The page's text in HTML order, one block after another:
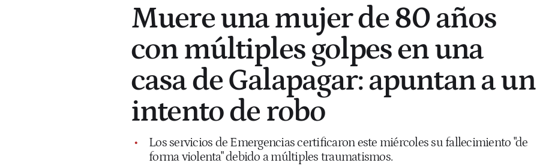
Muere una mujer de 80 años
con múltiples golpes en una
casa de Galapagar: apuntan a un
intento de robo
Los servicios de Emergencias certificaron este miércoles su fallecimiento "de
forma violenta" debido a múltiples traumatismos.